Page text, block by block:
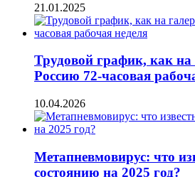
21.01.2025
Трудовой график, как на
Россию 72-часовая
10.04.2026
Метапневмовирус: что
состоянию на 2025 год?